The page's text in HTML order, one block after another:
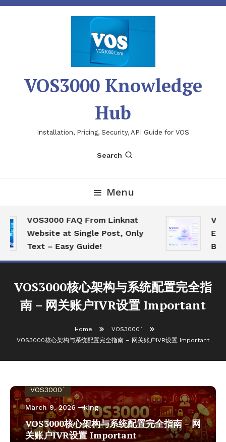
Skip
VOS3000 Knowledge
Hub
Installation, Pricing, Security, API Guide for VOS
Search
Menu
VOS3000 FAQ From Linknat
Website at Single Post, Only
Text – Easy Guide!
VOS3000核心架构与系统配置完全指
南 – 网关账户IVR设置 Important
Home
VOS3000`
VOS3000核心架构与系统配置完全指南 – 网关账户IVR设置 Important
VOS3000`
March 9, 2026 king
VOS3000核心架构与系统配置完全指南 – 网
关账户IVR设置 Important